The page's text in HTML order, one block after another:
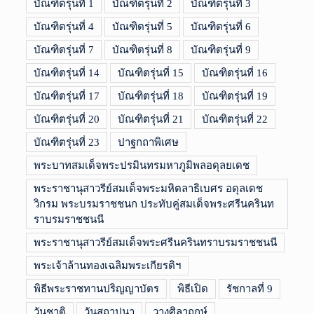
บัณฑิตรุ่นที่ 1 บัณฑิตรุ่นที่ 2 บัณฑิตรุ่นที่ 3
บัณฑิตรุ่นที่ 4 บัณฑิตรุ่นที่ 5 บัณฑิตรุ่นที่ 6
บัณฑิตรุ่นที่ 7 บัณฑิตรุ่นที่ 8 บัณฑิตรุ่นที่ 9
บัณฑิตรุ่นที่ 14 บัณฑิตรุ่นที่ 15 บัณฑิตรุ่นที่ 16
บัณฑิตรุ่นที่ 17 บัณฑิตรุ่นที่ 18 บัณฑิตรุ่นที่ 19
บัณฑิตรุ่นที่ 20 บัณฑิตรุ่นที่ 21 บัณฑิตรุ่นที่ 22
บัณฑิตรุ่นที่ 23 ปาฐกถาพิเศษ
พระบาทสมเด็จพระปรมินทรมหาภูมิพลอดุลยเดช
พระราชานุสาวรีย์สมเด็จพระมหิตลาธิเบศร อดุลเดช
วิกรม พระบรมราชชนก ประทับคู่สมเด็จพระศรีนครินท
ราบรมราชชนนี
พระราชานุสาวรีย์สมเด็จพระศรีนครินทราบรมราชชนนี
พระเจ้าล้านทองเฉลิมพระเกียรติฯ
พิธีพระราชทานปริญญาบัตร พิธีเปิด รัชกาลที่ 9